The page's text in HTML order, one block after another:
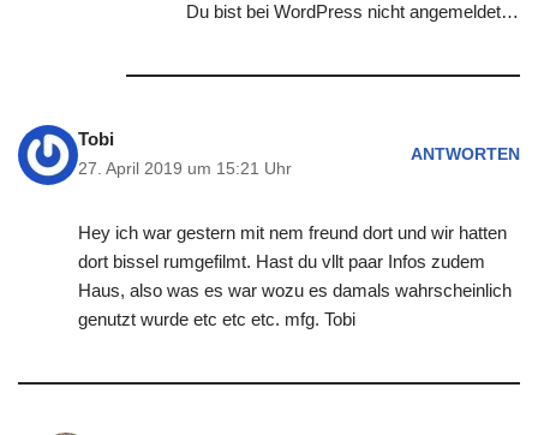
Du bist bei WordPress nicht angemeldet…
Tobi
27. April 2019 um 15:21 Uhr
ANTWORTEN
Hey ich war gestern mit nem freund dort und wir hatten
dort bissel rumgefilmt. Hast du vllt paar Infos zudem
Haus, also was es war wozu es damals wahrscheinlich
genutzt wurde etc etc etc. mfg. Tobi